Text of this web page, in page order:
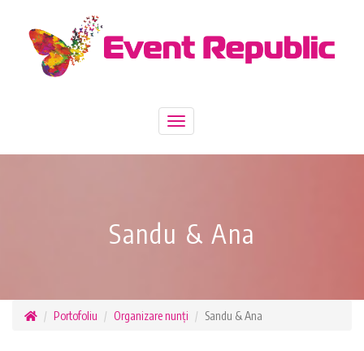
Toggle
Sandu & Ana
Portofoliu Organizare nunți Sandu & Ana